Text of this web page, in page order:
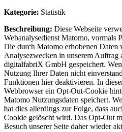
Kategorie: Statistik
Beschreibung: Diese Webseite
Webanalysedienst Matomo, vormals
Die durch Matomo erhobenen Daten
Analysezwecken in unserem Auftrag
digitalfabriX GmbH gespeichert.
Nutzung Ihrer Daten nicht
Funktionen hier deaktivieren. In
Webbrowser ein Opt-Out-Cookie
Matomo Nutzungsdaten speichert.
hat dies allerdings zur Folge, dass
Cookie gelöscht wird. Das Opt-Out
Besuch unserer Seite daher wieder